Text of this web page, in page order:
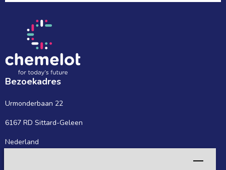
Bezoekadres
Urmonderbaan 22
6167 RD Sittard-Geleen
Nederland